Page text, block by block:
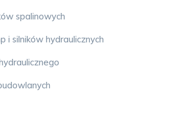
spalinowych
i silników hydraulicznych